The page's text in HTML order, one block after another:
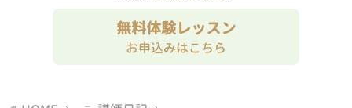
無料体験レッスン
お申込みはこちら